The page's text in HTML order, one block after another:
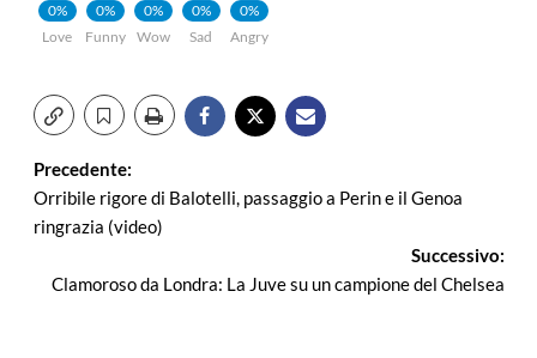
0%
Love
0%
Funny
0%
Wow
0%
Sad
0%
Angry
Navigazione
articolo
Precedente:
Orribile rigore di Balotelli, passaggio a Perin e il Genoa
ringrazia (video)
Successivo:
Clamoroso da Londra: La Juve su un campione del Chelsea